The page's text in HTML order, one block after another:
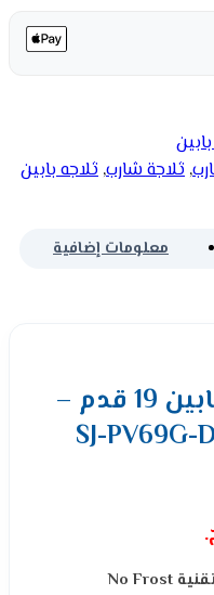
, ثلاجة شارب, ثلاجه بابين
معلومات إضافية
ثلاجه وفريزر شارب بابين 19 قدم –
ثلاجه وفريزر شارب بابين تعمل بتقنية No Frost